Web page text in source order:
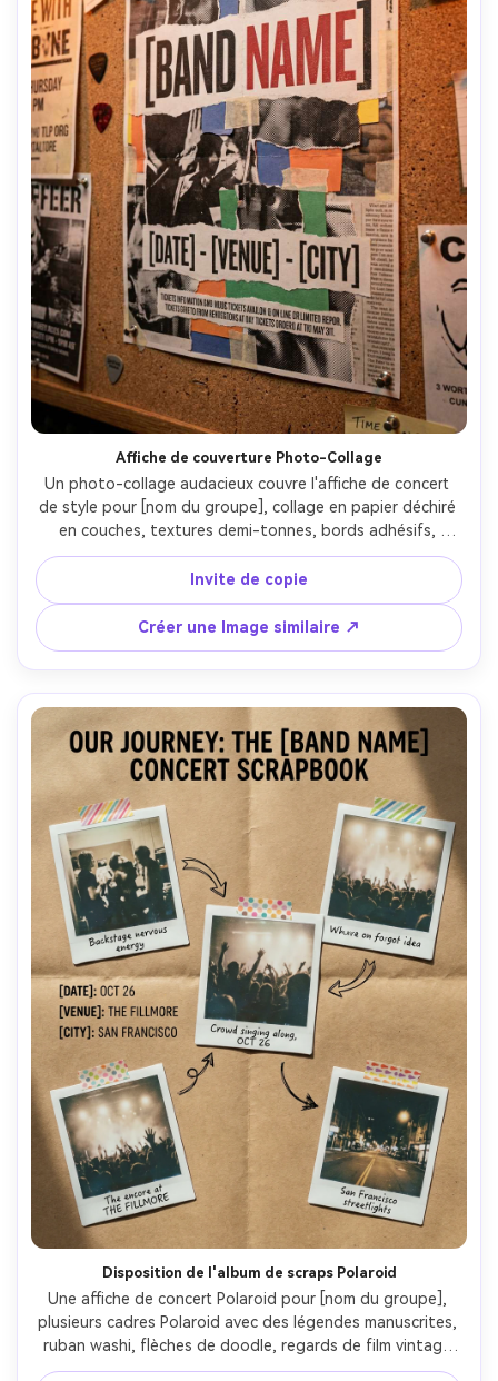
Affiche de couverture Photo-Collage
Un photo-collage audacieux couvre l'affiche de concert
de style pour [nom du groupe], collage en papier déchiré
en couches, textures demi-tonnes, bords adhésifs,
typographie de titre à haut impact, incluent [DATE], [lieu],
[ville], hiérarchie forte avec petit texte lisible, texture
d'impression gracieuse mais contrôlée, maquette épinglée
sur un corkboard de salle de répétition avec éclairage
chaud en tungstène, Fujifilm X-T5, 35mm, perspective
légère, mise au point nette, haute résolution-AR 4:5
Invite de copie
Créer une Image similaire ↗
Disposition de l'album de scraps Polaroid
Une affiche de concert Polaroid pour [nom du groupe],
plusieurs cadres Polaroid avec des légendes manuscrites,
ruban washi, flèches de doodle, regards de film vintage
dans les panneaux photo, incluant [DATE], [lieu], [ville],